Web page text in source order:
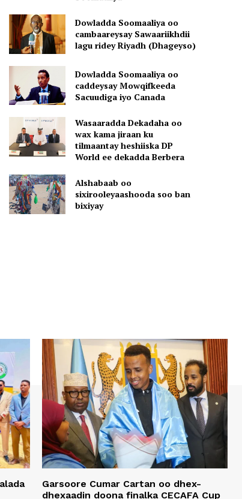
Dowladda Soomaaliya oo
cambaareysay Sawaariikhdii
lagu ridey Riyadh (Dhageyso)
Dowladda Soomaaliya oo
caddeysay Mowqifkeeda
Sacuudiga iyo Canada
Wasaaradda Dekadaha oo
wax kama jiraan ku
tilmaantay heshiiska DP
World ee dekadda Berbera
Alshabaab oo
sixirooleyaashooda soo ban
bixiyay
Garsoore Cumar Cartan oo dhex-
dhexaadin doona finalka CECAFA Cup